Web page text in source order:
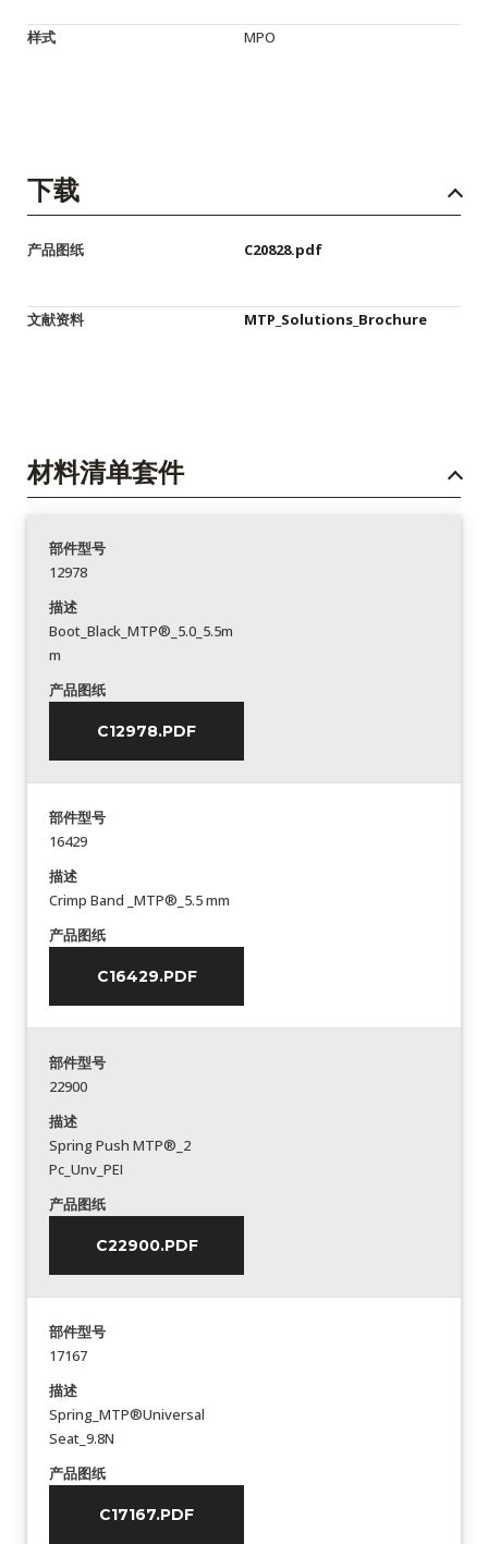
样式 MPO
下载
产品图纸 C20828.pdf
文献资料 MTP_Solutions_Brochure
材料清单套件
部件型号
12978
描述
Boot_Black_MTP®_5.0_5.5m
m
产品图纸
C12978.PDF
部件型号
16429
描述
Crimp Band _MTP®_5.5 mm
产品图纸
C16429.PDF
部件型号
22900
描述
Spring Push MTP®_2
Pc_Unv_PEI
产品图纸
C22900.PDF
部件型号
17167
描述
Spring_MTP®Universal
Seat_9.8N
产品图纸
C17167.PDF